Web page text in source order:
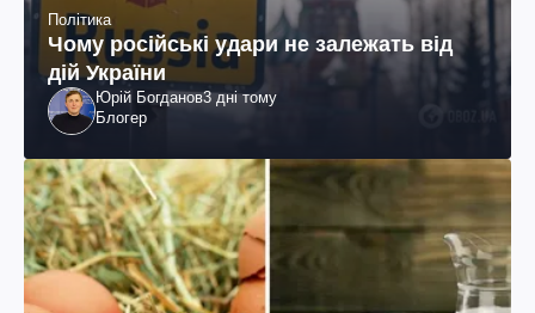
Політика
Чому російські удари не залежать від
дій України
Юрій Богданов3 дні тому
Блогер